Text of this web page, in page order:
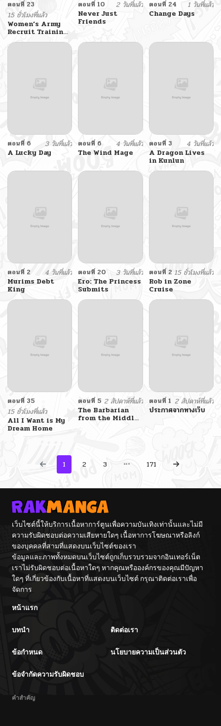
ตอนที่ 23
15 ชั่วโมงที่แล้ว
Women’s Army
Recruit Training
Center
ตอนที่ 10
2 วันที่แล้ว
Never Just
Friends
ตอนที่ 24
1 วันที่แล้ว
Change Days
ตอนที่ 6
3 วันที่แล้ว
A Lucky Day
ตอนที่ 6
4 วันที่แล้ว
The Wind Mage
ตอนที่ 3
4 วันที่แล้ว
A Dragon Lives
in Kunlun
ตอนที่ 2
4 วันที่แล้ว
Murims Debt
King
ตอนที่ 20
3 วันที่แล้ว
Ero: The Princess
Submits
ตอนที่ 2 15 ชั่วโมงที่แล้ว
Rob in Zone
Cruise
ตอนที่ 35
15 ชั่วโมงที่แล้ว
All I Want is My
Dream Home
ตอนที่ 5 2 สัปดาห์ที่แล้ว
The Barbarian
from the Middle
ตอนที่ 1 2 สัปดาห์ที่แล้ว
ประกาศจากทางเว็บ
1 2 3 171
เว็บไซต์นี้ให้บริการเนื้อหาการ์ตูนเพื่อความบันเทิงเท่านั้นและไม่มี
ความรับผิดชอบต่อความเสียหายใดๆ เนื้อหาการโฆษณาหรือลิงก์
ของบุคคลที่สามที่แสดงบนเว็บไซต์ของเรา
ข้อมูลและภาพทั้งหมดบนเว็บไซต์ถูกเก็บรวบรวมจากอินเทอร์เน็ต
เราไม่รับผิดชอบต่อเนื้อหาใดๆ หากคุณหรือองค์กรของคุณมีปัญหา
ใดๆ ที่เกี่ยวข้องกับเนื้อหาที่แสดงบนเว็บไซต์ กรุณาติดต่อเราเพื่อ
จัดการ
หน้าแรก
บทนำ ติดต่อเรา
ข้อกำหนด นโยบายความเป็นส่วนตัว
ข้อจำกัดความรับผิดชอบ
คำสำคัญ